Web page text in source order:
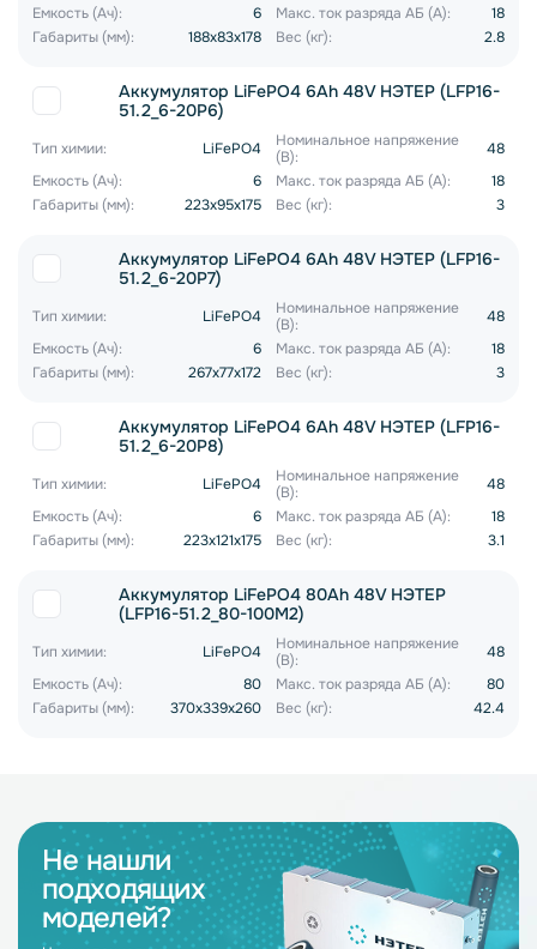
Емкость (Ач):
6 Макс. ток разряда АБ (А):
18
Габариты (мм):
188x83x178 Вес (кг): 2.8
Аккумулятор LiFePO4 6Ah 48V НЭТЕР (LFP16-
51.2_6-20P6)
Тип химии: LiFePO4
Номинальное напряжение
(В):
48
Емкость (Ач):
6 Макс. ток разряда АБ (А):
18
Габариты (мм):
223x95x175 Вес (кг): 3
Аккумулятор LiFePO4 6Ah 48V НЭТЕР (LFP16-
51.2_6-20P7)
Тип химии: LiFePO4
Номинальное напряжение
(В):
48
Емкость (Ач):
6 Макс. ток разряда АБ (А):
18
Габариты (мм):
267x77x172 Вес (кг): 3
Аккумулятор LiFePO4 6Ah 48V НЭТЕР (LFP16-
51.2_6-20P8)
Тип химии: LiFePO4
Номинальное напряжение
(В):
48
Емкость (Ач):
6 Макс. ток разряда АБ (А):
18
Габариты (мм):
223x121x175 Вес (кг): 3.1
Аккумулятор LiFePO4 80Ah 48V НЭТЕР
(LFP16-51.2_80-100M2)
Тип химии: LiFePO4
Номинальное напряжение
(В):
48
Емкость (Ач):
80 Макс. ток разряда АБ (А):
80
Габариты (мм):
370x339x260 Вес (кг): 42.4
Не нашли
подходящих
моделей?